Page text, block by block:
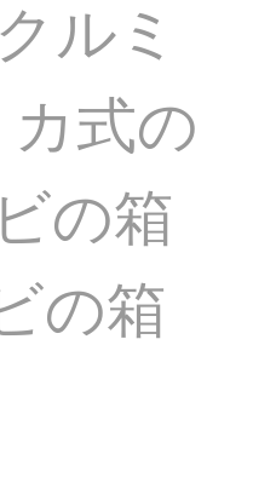
ルミ
式の
の箱
の箱